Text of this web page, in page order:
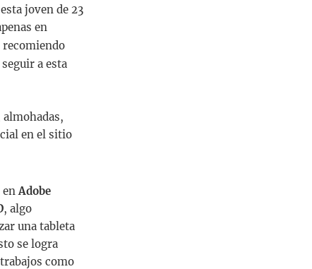
joven de 23
en
recomiendo
a esta
en el sitio
Adobe
, algo
una tableta
se logra
como